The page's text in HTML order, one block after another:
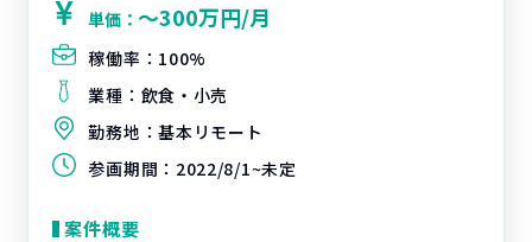
単価：〜300万円/月
稼働率： 100%
業種： 飲食・小売
勤務地：基本リモート
参画期間： 2022/8/1~未定
案件概要